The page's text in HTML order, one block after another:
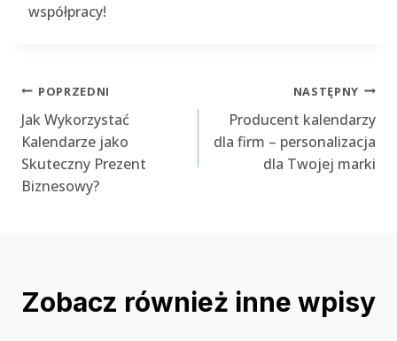
współpracy!
Nawigacja
wpisu
POPRZEDNI
Jak Wykorzystać
Kalendarze jako
Skuteczny Prezent
Biznesowy?
NASTĘPNY
Producent kalendarzy
dla firm – personalizacja
dla Twojej marki
Zobacz również inne wpisy